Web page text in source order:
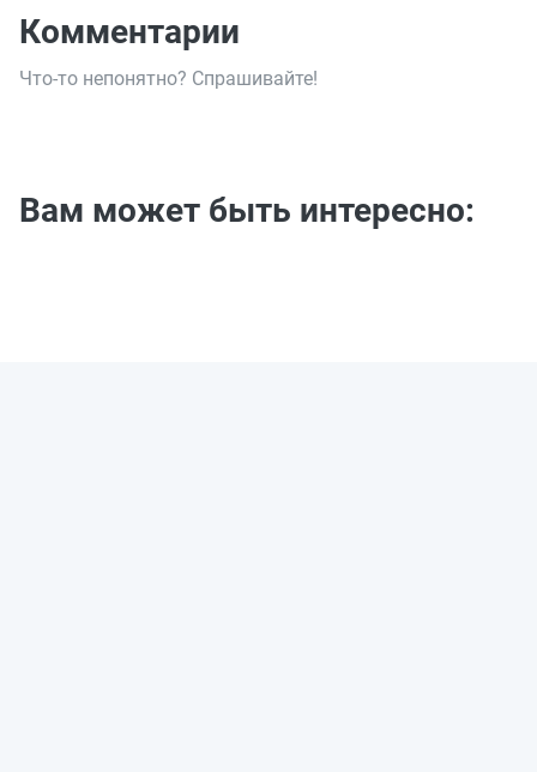
Комментарии
Что-то непонятно? Спрашивайте!
Вам может быть интересно: